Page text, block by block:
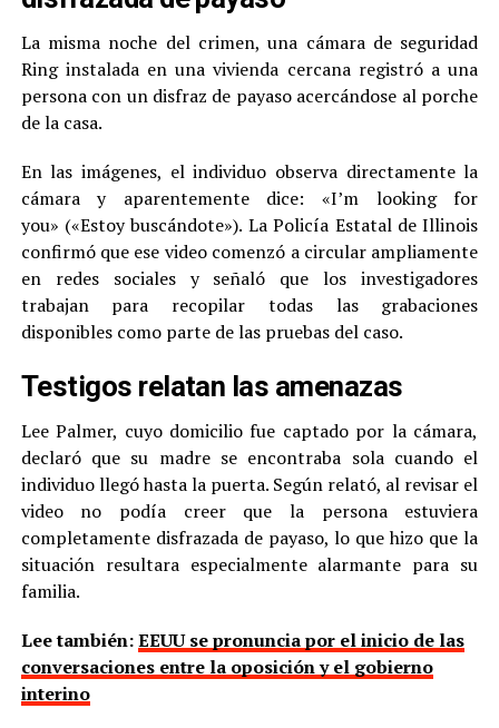
La misma noche del crimen, una cámara de seguridad
Ring instalada en una vivienda cercana registró a una
persona con un disfraz de payaso acercándose al porche
de la casa.
En las imágenes, el individuo observa directamente la
cámara y aparentemente dice: «I’m looking for
you» («Estoy buscándote»). La Policía Estatal de Illinois
confirmó que ese video comenzó a circular ampliamente
en redes sociales y señaló que los investigadores
trabajan para recopilar todas las grabaciones
disponibles como parte de las pruebas del caso.
Testigos relatan las amenazas
Lee Palmer, cuyo domicilio fue captado por la cámara,
declaró que su madre se encontraba sola cuando el
individuo llegó hasta la puerta. Según relató, al revisar el
video no podía creer que la persona estuviera
completamente disfrazada de payaso, lo que hizo que la
situación resultara especialmente alarmante para su
familia.
Lee también:EEUU se pronuncia por el inicio de las
conversaciones entre la oposición y el gobierno
interino